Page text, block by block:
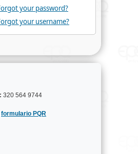
your password?
your username?
320 564 9744
formulario PQR